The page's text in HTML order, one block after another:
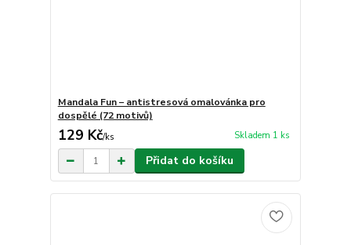
Mandala Fun – antistresová omalovánka pro
dospělé (72 motivů)
129 Kč/ks Skladem 1 ks
Přidat do košíku